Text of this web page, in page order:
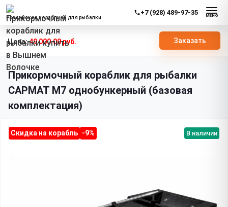
Российские кораблики для рыбалки
+7 (928) 489-97-35 МЕНЮ
Все прикормочные кораблики «Сармат»
Прикормочный кораблик для рыбалки
САРМАТ М7 однобункерный (базовая
комплектация)
49 000.00 руб. Заказать
Скидка на корабль -9% В наличии